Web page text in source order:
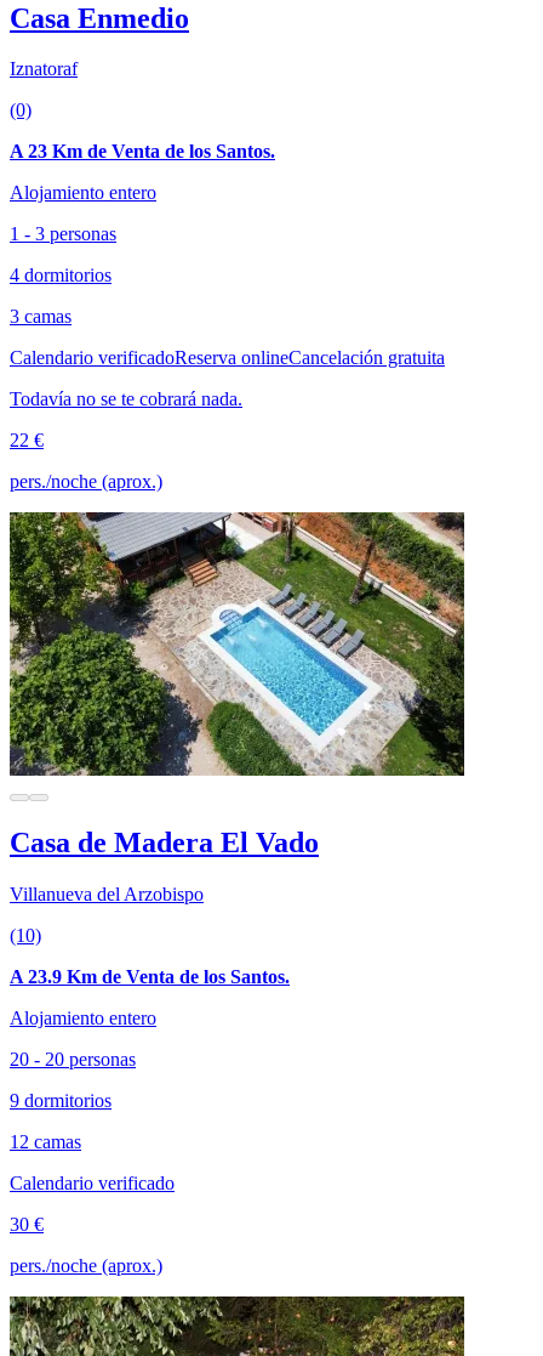
Casa Enmedio
Iznatoraf
(0)
A 23 Km de Venta de los Santos.
Alojamiento entero
1 - 3 personas
4 dormitorios
3 camas
Calendario verificadoReserva onlineCancelación gratuita
Todavía no se te cobrará nada.
22 €
pers./noche (aprox.)
Casa de Madera El Vado
Villanueva del Arzobispo
(10)
A 23.9 Km de Venta de los Santos.
Alojamiento entero
20 - 20 personas
9 dormitorios
12 camas
Calendario verificado
30 €
pers./noche (aprox.)